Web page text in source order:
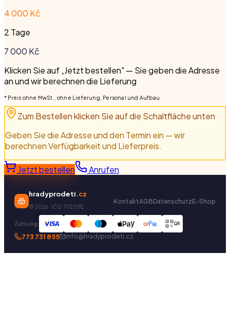
4 000 Kč
2 Tage
7 000 Kč
Klicken Sie auf „Jetzt bestellen" — Sie geben die Adresse
an und wir berechnen die Lieferung
* Preis ohne MwSt., ohne Lieferung, Personal und Aufbau
Zum Bestellen klicken Sie auf die Schaltfläche unten
Geben Sie die Adresse und den Termin ein — wir
berechnen Verfügbarkeit und Lieferpreis.
Jetzt bestellen Anrufen
hradyprodeti.cz
© 2026 · IČO 11727292
KontaktAGBDatenschutzE-Shop
Zahlung: QR
773 731 855 info@hradyprodeti.cz